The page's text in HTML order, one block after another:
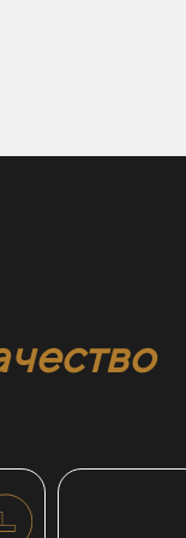
выполняться